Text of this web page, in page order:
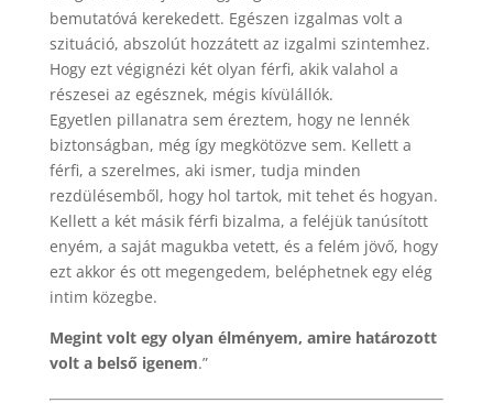
bemutatóvá kerekedett. Egészen izgalmas volt a
szituáció, abszolút hozzátett az izgalmi szintemhez.
Hogy ezt végignézi két olyan férfi, akik valahol a
részesei az egésznek, mégis kívülállók.
Egyetlen pillanatra sem éreztem, hogy ne lennék
biztonságban, még így megkötözve sem. Kellett a
férfi, a szerelmes, aki ismer, tudja minden
rezdülésemből, hogy hol tartok, mit tehet és hogyan.
Kellett a két másik férfi bizalma, a feléjük tanúsított
enyém, a saját magukba vetett, és a felém jövő, hogy
ezt akkor és ott megengedem, beléphetnek egy elég
intim közegbe.
Megint volt egy olyan élményem, amire határozott
volt a belső igenem.”